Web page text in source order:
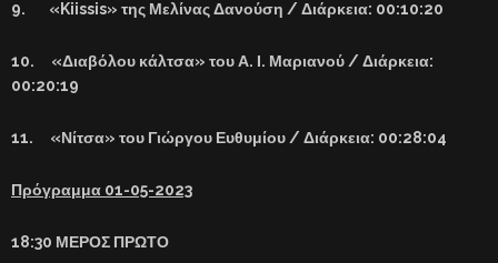
9. «Kiissis» της Μελίνας Δανούση / Διάρκεια: 00:10:20
10. «Διαβόλου κάλτσα» του Α. Ι. Μαριανού / Διάρκεια:
00:20:19
11. «Νίτσα» του Γιώργου Ευθυμίου / Διάρκεια: 00:28:04
Πρόγραμμα 01-05-2023
18:30 ΜΕΡΟΣ ΠΡΩΤΟ